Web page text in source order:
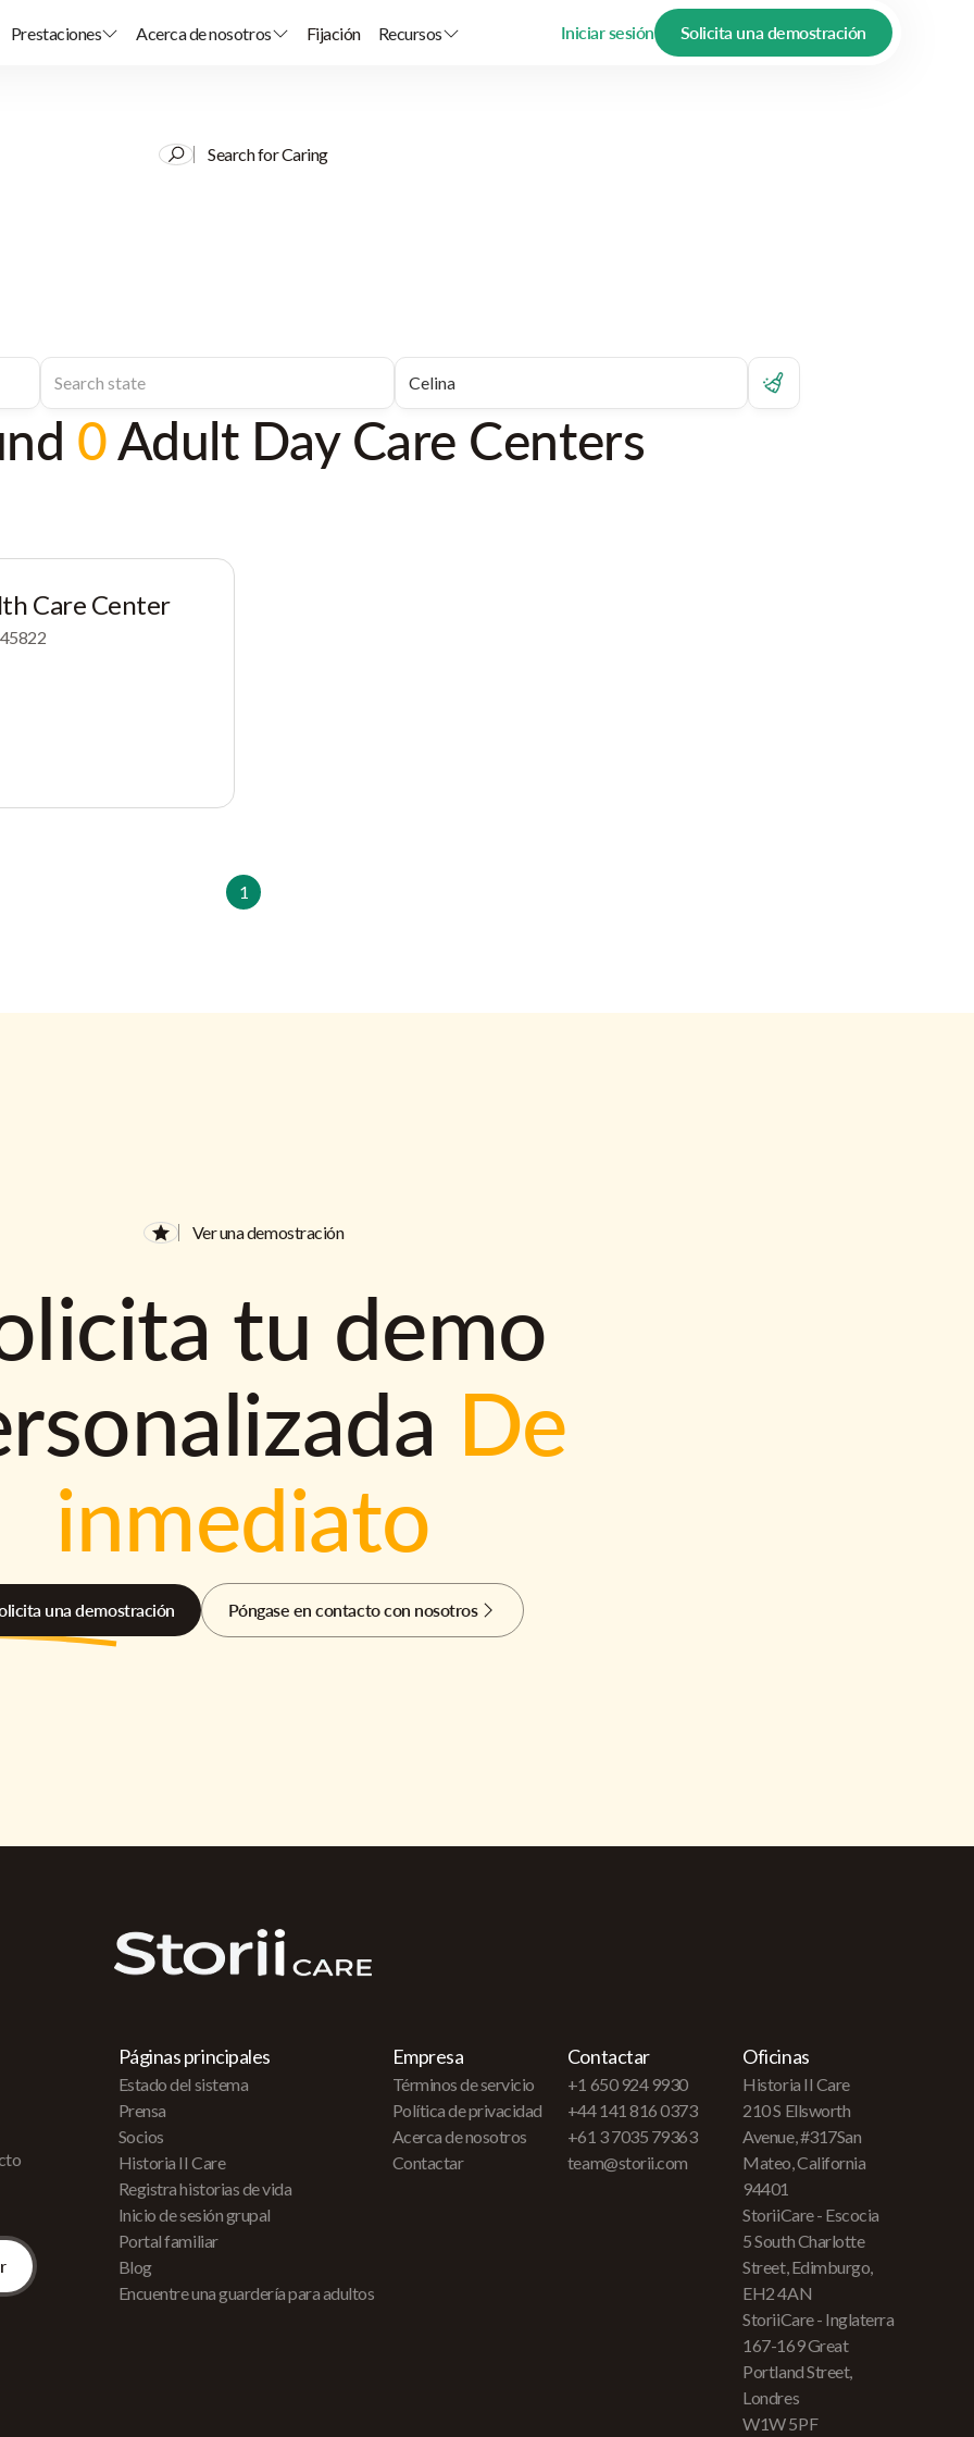
Prestaciones Acerca de nosotros Fijación Recursos Iniciar sesión Solicita una demostración
Search for Caring
0Adult Day Care Centers
Care Center
1
Ver una demostración
tu demo
De
inmediato
una demostración Póngase en contacto con nosotros
Páginas principales
Estado del sistema
Prensa
Socios
Historia II Care
Registra historias de vida
Inicio de sesión grupal
Portal familiar
Blog
Encuentre una guardería para adultos
Empresa
Términos de servicio
Política de privacidad
Acerca de nosotros
Contactar
Contactar
+1 650 924 9930
+44 141 816 0373
+61 3 7035 79363
team@storii.com
Oficinas
Historia II Care
210 S Ellsworth
Avenue, #317San
Mateo, California
94401
StoriiCare - Escocia
5 South Charlotte
Street, Edimburgo,
EH2 4AN
StoriiCare - Inglaterra
167-169 Great
Portland Street,
Londres
W1W 5PF